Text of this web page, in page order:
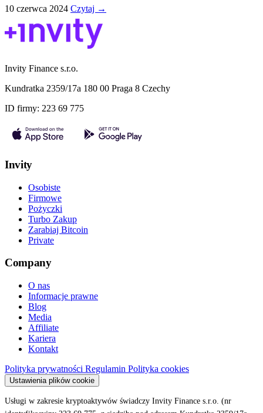
10 czerwca 2024 Czytaj →
Invity Finance s.r.o.
Kundratka 2359/17a 180 00 Praga 8 Czechy
ID firmy: 223 69 775
Invity
Osobiste
Firmowe
Pożyczki
Turbo Zakup
Zarabiaj Bitcoin
Private
Company
O nas
Informacje prawne
Blog
Media
Affiliate
Kariera
Kontakt
Polityka prywatności Regulamin Polityka cookies
Ustawienia plików cookie
Usługi w zakresie kryptoaktywów świadczy Invity Finance s.r.o. (nr